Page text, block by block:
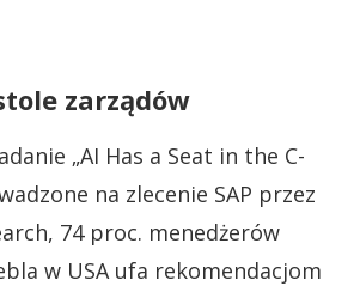
zarządów
„AI Has a Seat in the C-
na zlecenie SAP przez
74 proc. menedżerów
w USA ufa rekomendacjom